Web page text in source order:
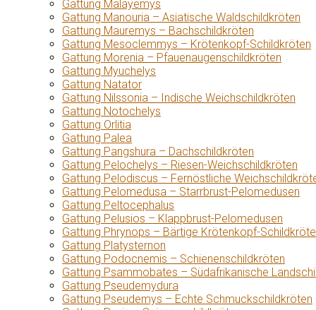
Gattung Malayemys
Gattung Manouria – Asiatische Waldschildkröten
Gattung Mauremys – Bachschildkröten
Gattung Mesoclemmys – Krötenkopf-Schildkröten
Gattung Morenia – Pfauenaugenschildkröten
Gattung Myuchelys
Gattung Natator
Gattung Nilssonia – Indische Weichschildkröten
Gattung Notochelys
Gattung Orlitia
Gattung Palea
Gattung Pangshura – Dachschildkröten
Gattung Pelochelys – Riesen-Weichschildkröten
Gattung Pelodiscus – Fernöstliche
Gattung Pelomedusa – Starrbrust-Pelomedusen
Gattung Peltocephalus
Gattung Pelusios – Klappbrust-Pelomedusen
Gattung Phrynops – Bärtige Krötenkopf-
Gattung Platysternon
Gattung Podocnemis – Schienenschildkröten
Gattung Psammobates – Südafrikanische
Gattung Pseudemydura
Gattung Pseudemys – Echte Schmuckschildkröten